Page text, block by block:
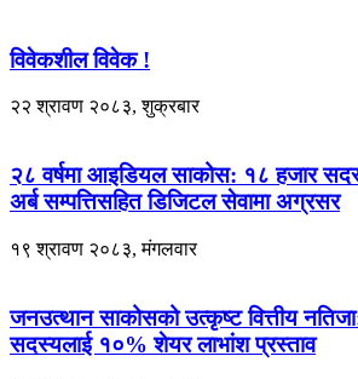
विवेकशील विवेक !
२२ श्रावण २०८३, शुक्रबार
२८ वर्षमा आइडियल साकोस: १८ हजार
अर्ब सम्पत्तिसहित डिजिटल सेवामा अग्रसर
१९ श्रावण २०८३, मंगलवार
जनउत्थान साकोसको उत्कृष्ट वित्तीय
सदस्यलाई १०% शेयर लाभांश प्रस्ताव